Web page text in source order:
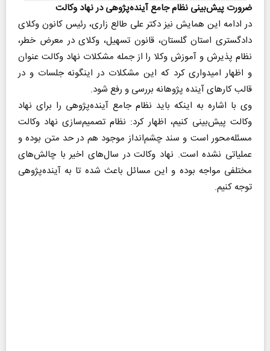
ضرورت پیش‌بینی نظام جامع آینده‌پژوهی در نهاد وکالت
در ادامه این همایش نیز دکتر علی طالع زاری، رئیس کانون وکلای
دادگستری استان گلستان، قانون تسهیل، وکلای در معرض خطر،
نظام پذیرش و آموزش وکلا را از جمله مشکلات نهاد وکالت عنوان
و اظهار امیدواری کرد که این مشکلات در اینگونه جلسات و در
قالب کارهای آینده پژوهانه بررسی و رفع شود.
وی با اشاره به اینکه باید نظام جامع آینده‌پژوهی را برای نهاد
وکالت پیش‌بینی کنیم، اظهار کرد: نظام تصمیم‌سازی نهاد وکالت
مسئله‌محور است و سند چشم‌انداز موجود هم در حد متن بوده و
عملیاتی نشده است. نهاد وکالت در سال‌های اخیر با چالش‌های
مختلفی مواجه بوده و این مسائل باعث شده تا به آینده‌پژوهی
توجه کنیم.